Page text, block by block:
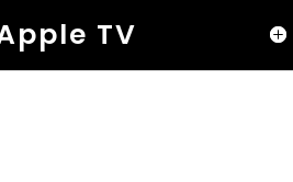
TV